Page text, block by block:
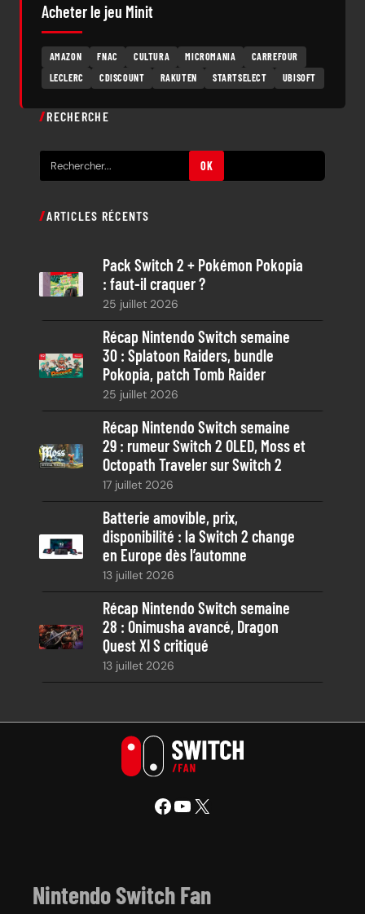
Acheter le jeu Minit
AMAZON FNAC CULTURA MICROMANIA
CARREFOUR
LECLERC
CDISCOUNT RAKUTEN STARTSELECT UBISOFT
RECHERCHE
e
h
OK
ARTICLES RÉCENTS
Pack Switch 2 + Pokémon Pokopia
: faut-il craquer ?
25 juillet 2026
Récap Nintendo Switch semaine
30 : Splatoon Raiders, bundle
Pokopia, patch Tomb Raider
25 juillet 2026
Récap Nintendo Switch semaine
29 : rumeur Switch 2 OLED, Moss et
Octopath Traveler sur Switch 2
17 juillet 2026
Batterie amovible, prix,
disponibilité : la Switch 2 change
en Europe dès l’automne
13 juillet 2026
Récap Nintendo Switch semaine
28 : Onimusha avancé, Dragon
Quest XI S critiqué
13 juillet 2026
Facebook YouTube X
Nintendo Switch Fan